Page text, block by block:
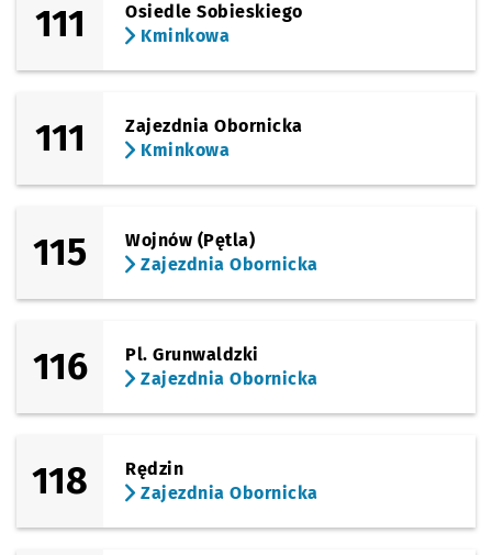
111
Osiedle Sobieskiego
Kminkowa
111
Zajezdnia Obornicka
Kminkowa
115
Wojnów (Pętla)
Zajezdnia Obornicka
116
Pl. Grunwaldzki
Zajezdnia Obornicka
118
Rędzin
Zajezdnia Obornicka